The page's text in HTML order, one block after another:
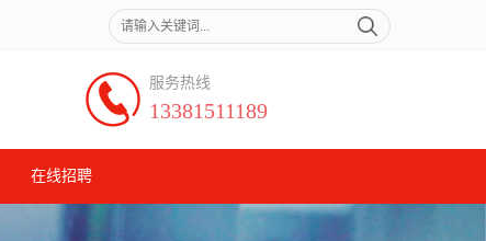
服务热线
13381511189
在线招聘